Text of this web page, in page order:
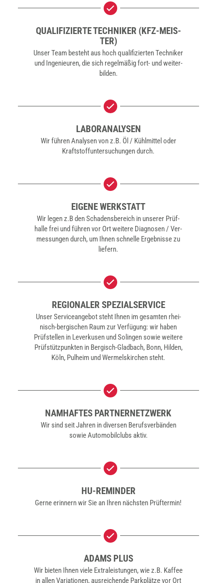
QUA­LI­FI­ZIER­TE TECH­NI­KER (KFZ-MEIS­
TER)
Unser Team besteht aus hoch qua­li­fi­zier­ten Tech­ni­ker
und Inge­nieu­ren, die sich regel­mä­ßig fort- und wei­ter­
bil­den.
LABOR­ANA­LY­SEN
Wir füh­ren Ana­ly­sen von z.B. Öl / Kühl­mit­tel oder
Kraft­stoff­un­ter­su­chun­gen durch.
EIGE­NE WERK­STATT
Wir legen z.B den Scha­dens­be­reich in unse­rer Prüf­
hal­le frei und füh­ren vor Ort wei­te­re Dia­gno­sen / Ver­
mes­sun­gen durch, um Ihnen schnel­le Ergeb­nis­se zu
lie­fern.
REGIO­NA­LER SPE­ZI­AL­SER­VICE
Unser Ser­vice­an­ge­bot steht Ihnen im gesam­ten rhei­
nisch-ber­gi­schen Raum zur Ver­fü­gung: wir haben
Prüf­stel­len in Lever­ku­sen und Solin­gen sowie wei­te­re
Prüf­stütz­punk­ten in Ber­gisch-Glad­bach, Bonn, Hil­den,
Köln, Pul­heim und Wer­mels­kir­chen steht.
NAM­HAF­TES PART­NER­NETZ­WERK
Wir sind seit Jah­ren in diver­sen Berufs­ver­bän­den
sowie Auto­mo­bil­clubs aktiv.
HU-REMIN­DER
Ger­ne erin­nern wir Sie an Ihren nächs­ten Prüf­ter­min!
ADAMS PLUS
Wir bie­ten Ihnen vie­le Extra­leis­tun­gen, wie z.B. Kaf­fee
in allen Varia­tio­nen, aus­rei­chen­de Park­plät­ze vor Ort